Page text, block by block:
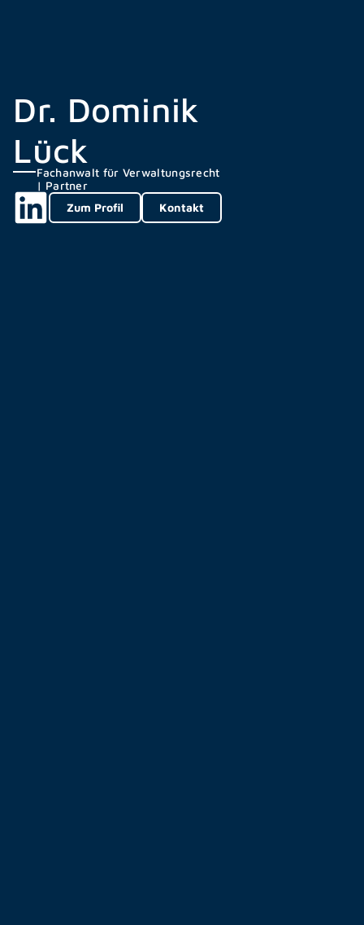
Dr. Dominik
Lück
Fachanwalt für Verwaltungsrecht
| Partner
Zum Profil
Kontakt